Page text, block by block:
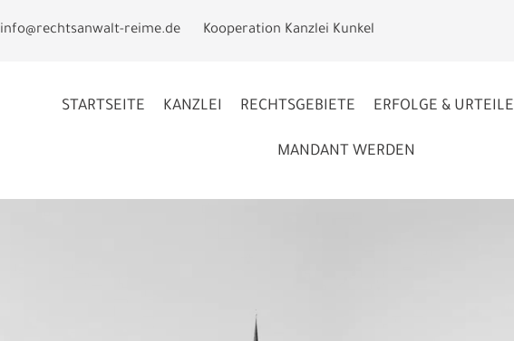
info@rechtsanwalt-reime.de Kooperation Kanzlei Kunkel
STARTSEITE KANZLEI RECHTSGEBIETE ERFOLGE & URTEILE
MANDANT WERDEN